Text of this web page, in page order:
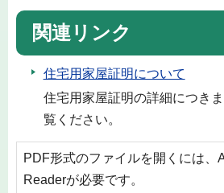
関連リンク
住宅用家屋証明について
住宅用家屋証明の詳細につき
覧ください。
PDF形式のファイルを開くには、
Readerが必要です。